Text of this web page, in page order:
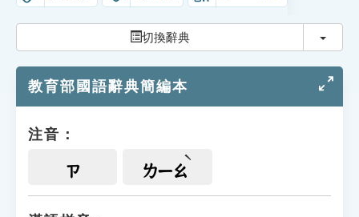
索引選單
單字索引
遊戲專區
切換辭典 切換
教育部國語辭典簡編本
注音：
ㄗ ㄌㄧㄠ